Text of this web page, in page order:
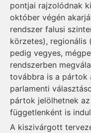
pontjai rajzolódnak
október végén
rendszer falusi
körzetes), regionális
pedig vegyes,
rendszerben
továbbra is a pártok
parlamenti
pártok jelölhetnek
függetlenként is
A kiszivárgott